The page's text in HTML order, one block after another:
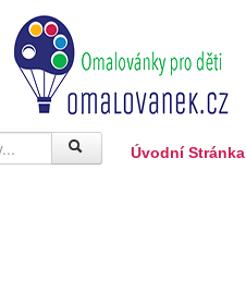
Úvodní Stránka